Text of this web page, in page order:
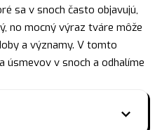
sa v snoch často objavujú,
no mocný výraz tváre môže
a významy. V tomto
úsmevov v snoch a odhalíme